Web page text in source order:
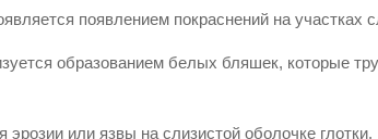
появлением покраснений на участках
образованием белых бляшек, которые
или язвы на слизистой оболочке глотки.